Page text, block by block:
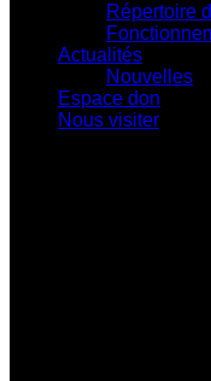
Répertoire
Actualités
Nouvelles
Espace don
Nous visiter